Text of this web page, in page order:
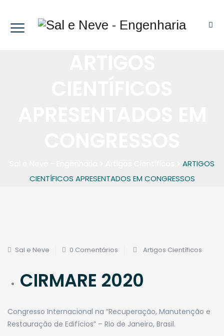
ARTIGOS
CIENTÍFICOS APRESENTADOS EM CONGRESSOS
Sal e Neve 0 Comentários Artigos Científicos
CIRMARE 2020
Congresso Internacional na “Recuperação, Manutenção e
Restauração de Edifícios” – Rio de Janeiro, Brasil.